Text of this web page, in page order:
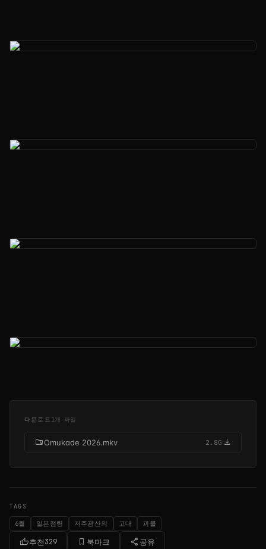
다운로드 1개 파일
folder_zipOmukade 2026.mkv 2.8G download
TAGS
6월 일본점령 저주광산의 고대 괴물
thumb_up추천329 bookmark_border 북마크 share 공유